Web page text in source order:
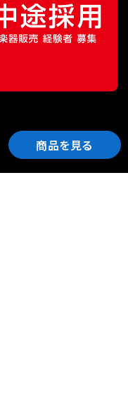
商品を見る